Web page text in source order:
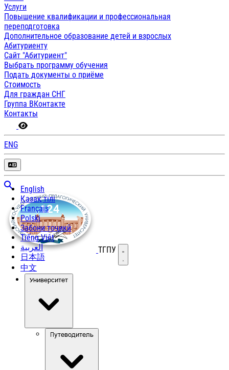
Услуги
Повышение квалификации и профессиональная
переподготовка
Дополнительное образование детей и взрослых
Абитуриенту
Сайт "Абитуриент"
Выбрать программу обучения
Подать документы о приёме
Стоимость
Для граждан СНГ
Группа ВКонтакте
Контакты
ENG
English
Қазақ тілі
Français
Polski
Забони тоҷикӣ
Tiếng Việt
العربية
日本語
中文
ТГПУ Открыть меню
Университет
Путеводитель